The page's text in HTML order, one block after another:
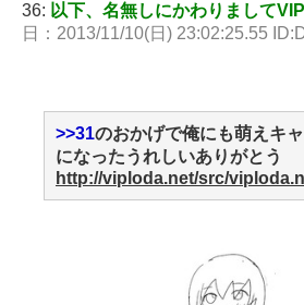
36: 以下、名無しにかわりまして
日：2013/11/10(日) 23:02:25.55
>>31のおかげで俺にも萌えキ
になったうれしいありがとう
http://viploda.net/src/